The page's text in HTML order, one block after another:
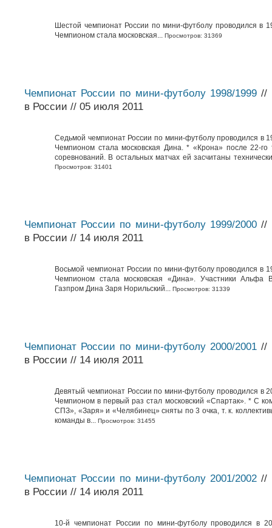
Шестой чемпионат России по мини-футболу проводился в
Чемпионом стала московская... Просмотров: 31369
Чемпионат России по мини-футболу 1998/1999//
в России // 05 июля 2011
Седьмой чемпионат России по мини-футболу проводился в
Чемпионом стала московская Дина. * «Крона» после 22-го
соревнований. В остальных матчах ей засчитаны
Просмотров: 31401
Чемпионат России по мини-футболу 1999/2000//
в России // 14 июля 2011
Восьмой чемпионат России по мини-футболу проводился в
Чемпионом стала московская «Дина». Участники
Газпром Дина Заря Норильский... Просмотров: 31339
Чемпионат России по мини-футболу 2000/2001//
в России // 14 июля 2011
Девятый чемпионат России по мини-футболу проводился в
Чемпионом в первый раз стал московский «Спартак». * С
СПЗ», «Заря» и «Челябинец» сняты по 3 очка, т. к.
команды в... Просмотров: 31455
Чемпионат России по мини-футболу 2001/2002//
в России // 14 июля 2011
10-й чемпионат России по мини-футболу проводился в